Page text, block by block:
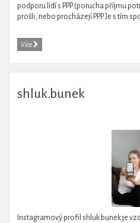
podporu lidí s PPP (porucha příjmu
prošli, nebo procházejí PPP. Je s tím
Více
shluk.bunek
Instagramový profil shluk.bunek je